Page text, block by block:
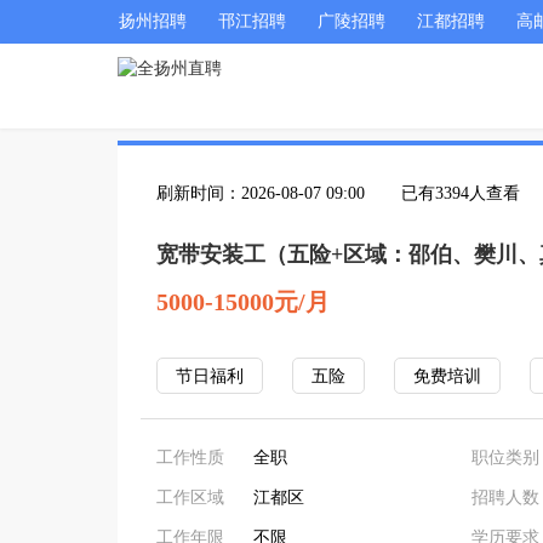
扬州招聘 邗江招聘 广陵招聘 江都招聘 高
刷新时间：2026-08-07 09:00 已有3394人查看
宽带安装工（五险+区域：邵伯、樊川
5000-15000元/月
节日福利 五险 免费培训
工作性质 全职
工作区域 江都区
工作年限 不限
职位类别
招聘人数
学历要求